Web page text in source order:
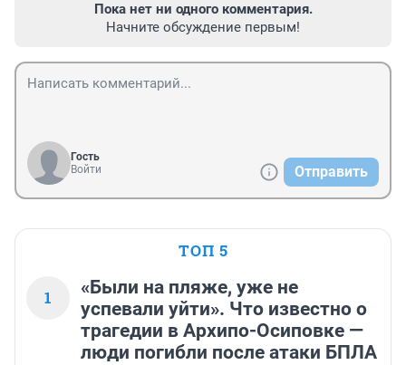
Пока нет ни одного комментария.
Начните обсуждение первым!
Гость
Войти
Отправить
ТОП 5
1
«Были на пляже, уже не
успевали уйти». Что известно о
трагедии в Архипо-Осиповке —
люди погибли после атаки БПЛА